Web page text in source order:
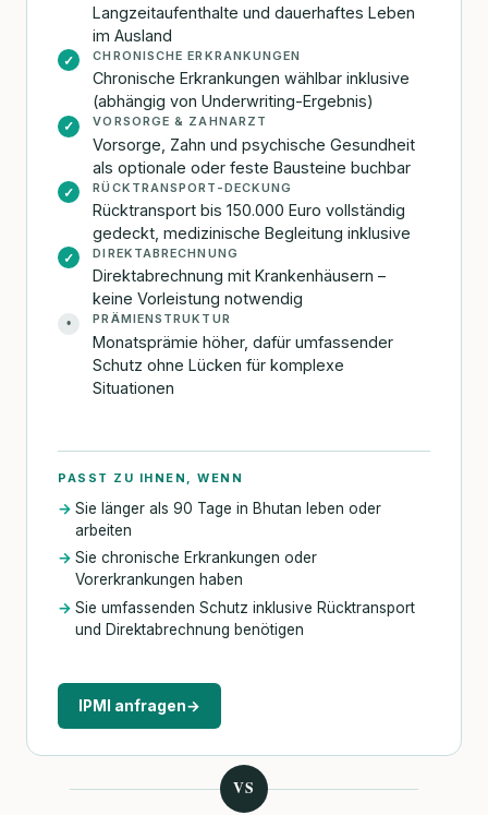
Langzeitaufenthalte und dauerhaftes Leben
im Ausland
✓ CHRONISCHE ERKRANKUNGEN
Chronische Erkrankungen wählbar inklusive
(abhängig von Underwriting-Ergebnis)
✓ VORSORGE & ZAHNARZT
Vorsorge, Zahn und psychische Gesundheit
als optionale oder feste Bausteine buchbar
✓ RÜCKTRANSPORT-DECKUNG
Rücktransport bis 150.000 Euro vollständig
gedeckt, medizinische Begleitung inklusive
✓ DIREKTABRECHNUNG
Direktabrechnung mit Krankenhäusern –
keine Vorleistung notwendig
• PRÄMIENSTRUKTUR
Monatsprämie höher, dafür umfassender
Schutz ohne Lücken für komplexe
Situationen
PASST ZU IHNEN, WENN
Sie länger als 90 Tage in Bhutan leben oder
arbeiten
Sie chronische Erkrankungen oder
Vorerkrankungen haben
Sie umfassenden Schutz inklusive Rücktransport
und Direktabrechnung benötigen
IPMI anfragen→
VS